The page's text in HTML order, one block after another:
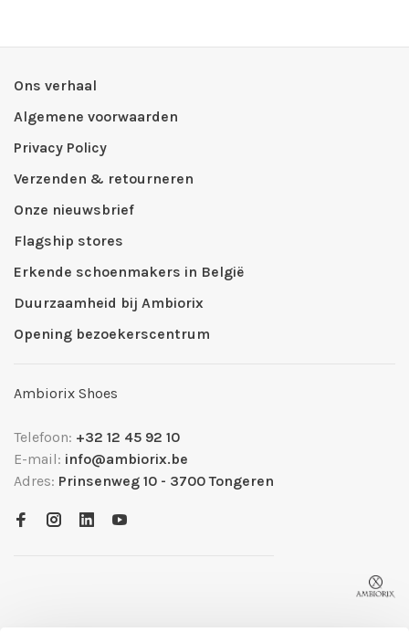
Ons verhaal
Algemene voorwaarden
Privacy Policy
Verzenden & retourneren
Onze nieuwsbrief
Flagship stores
Erkende schoenmakers in België
Duurzaamheid bij Ambiorix
Opening bezoekerscentrum
Ambiorix Shoes
Telefoon: +32 12 45 92 10
E-mail: info@ambiorix.be
Adres: Prinsenweg 10 - 3700 Tongeren